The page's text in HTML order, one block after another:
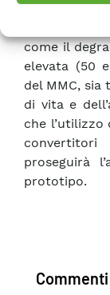
state
come il
elevata (50
del MMC,
di vita e
che l’utilizzo
proseguirà
prototipo.
Commenti